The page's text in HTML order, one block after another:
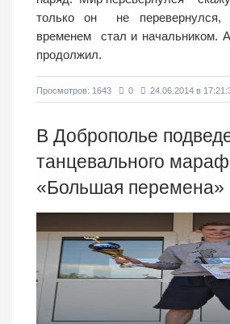
только он не
временем стал и начальником.
продолжил.
Просмотров: 1643 0 24.06.2014 в
В Доброполье
танцевального
«Большая